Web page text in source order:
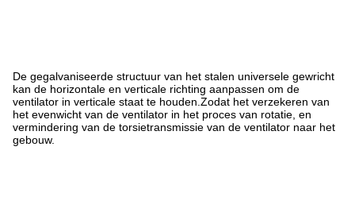
De gegalvaniseerde structuur van het stalen universele gewricht
kan de horizontale en verticale richting aanpassen om de
ventilator in verticale staat te houden.Zodat het verzekeren van
het evenwicht van de ventilator in het proces van rotatie, en
vermindering van de torsietransmissie van de ventilator naar het
gebouw.